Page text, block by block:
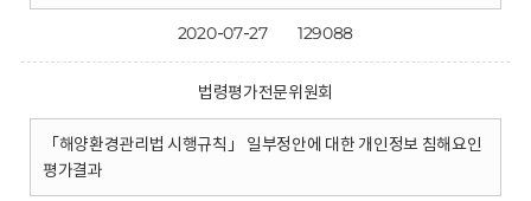
2020-07-27 129088
법령평가전문위원회
「해양환경관리법 시행규칙」 일부정안에 대한 개인정보 침해요인
평가결과